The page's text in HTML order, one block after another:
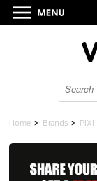
Home > Brands > PIXI